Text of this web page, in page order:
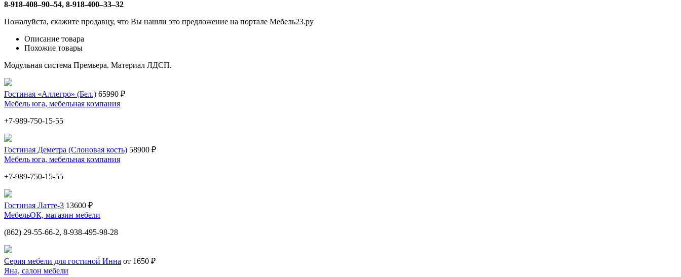
8-918-408–90–54, 8-918-400–33–32
Пожалуйста, скажите продавцу, что Вы нашли это предложение на портале Мебель23.ру
Описание товара
Похожие товары
Модульная система Премьера. Материал ЛДСП.
Гостиная «Аллегро» (Бел.) 65990 ₽
Мебель юга, мебельная компания
+7-989-750-15-55
Гостиная Деметра (Слоновая кость) 58900 ₽
Мебель юга, мебельная компания
+7-989-750-15-55
Гостиная Латте-3 13600 ₽
МебельОК, магазин мебели
(862) 29-55-66-2, 8-938-495-98-28
Серия мебели для гостиной Инна от 1650 ₽
Яна, салон мебели